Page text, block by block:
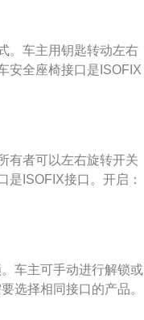
程中儿童自己开门引发
能就是后座乘客不小心
儿童出门的情况，建议
窗户，将头和手升出窗
养成坐安全座椅的习
。车主用钥匙转动左右
安全座椅接口是ISOFIX
据插口所示的方向(通常
向开、关方向。打开方
定。
有者可以左右旋转开关
是ISOFIX接口。开启：
末端以打开儿童锁。教
。发布：按箭头的相反
（ISOFIX接口）LATC
接口，上部还有另一个
位于座椅的下部。
车主可手动进行解锁或
选择相同接口的产品。
代年轻人的消费风格，